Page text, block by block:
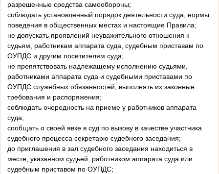
разрешенные средства самообороны;
соблюдать установленный порядок деятельности суда, нормы
поведения в общественных местах и настоящие Правила;
не допускать проявлений неуважительного отношения к
судьям, работникам аппарата суда, судебным приставам по
ОУПДС и другим посетителям суда;
не препятствовать надлежащему исполнению судьями,
работниками аппарата суда и судебными приставами по
ОУПДС служебных обязанностей, выполнять их законные
требования и распоряжения;
соблюдать очередность на приеме у работников аппарата
суда;
сообщать о своей явке в суд по вызову в качестве участника
судебного процесса секретарю судебного заседания;
до приглашения в зал судебного заседания находиться в
месте, указанном судьей, работником аппарата суда или
судебным приставом по ОУПДС;